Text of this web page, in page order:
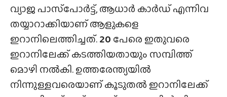
വ്യാജ പാസ്‌പോർട്ട്, ആധാർ കാർഡ് എന്നിവ
തയ്യാറാക്കിയാണ് ആളുകളെ
ഇറാനിലെത്തിച്ചത്.20 പേരെ ഇതുവരെ
ഇറാനിലേക്ക് കടത്തിയതായും സമ്പിത്ത്
മൊഴി നൽകി. ഉത്തരേന്ത്യയിൽ
നിന്നുള്ളവരെയാണ് കൂടുതൽ ഇറാനിലേക്ക്